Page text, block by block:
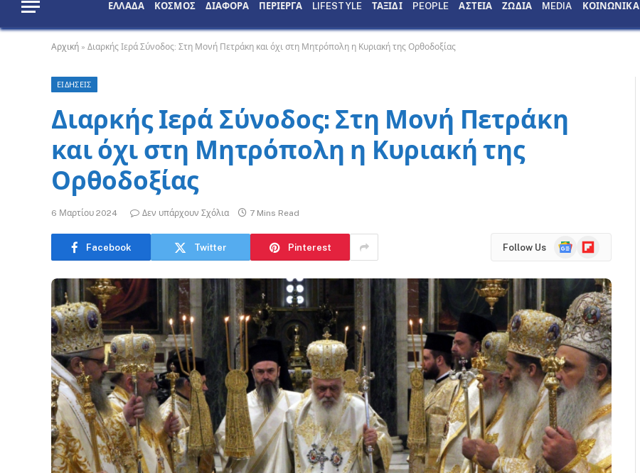
ΕΛΛΑΔΑ ΚΟΣΜΟΣ ΔΙΑΦΟΡΑ ΠΕΡΙΕΡΓΑ LIFESTYLE ΤΑΞΙΔΙ PEOPLE ΑΣΤΕΙΑ ΖΩΔΙΑ MEDIA ΚΟΙΝΩΝΙΚΑ
Αρχική » Διαρκής Ιερά Σύνοδος: Στη Μονή Πετράκη και όχι στη Μητρόπολη η Κυριακή της Ορθοδοξίας
ΕΙΔΗΣΕΙΣ
Διαρκής Ιερά Σύνοδος: Στη Μονή Πετράκη
και όχι στη Μητρόπολη η Κυριακή της
Ορθοδοξίας
6 Μαρτίου 2024 Δεν υπάρχουν Σχόλια 7 Mins Read
Facebook Twitter Pinterest Follow Us
GoogleFlipboard